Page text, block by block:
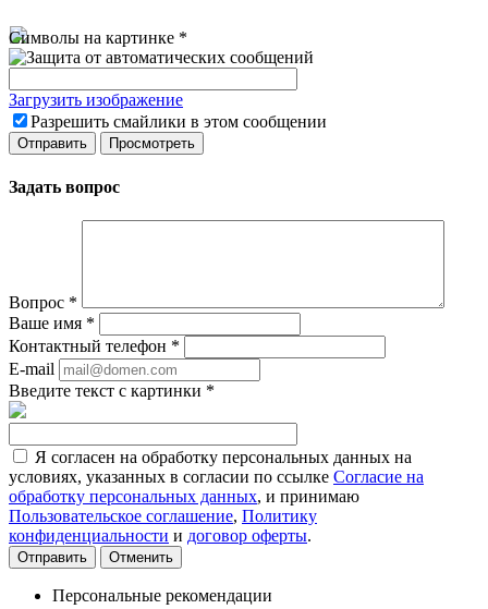
Символы на картинке *
Загрузить изображение
Разрешить смайлики в этом сообщении
Задать вопрос
Вопрос *
Ваше имя *
Контактный телефон *
E-mail
Введите текст с картинки *
Я согласен на обработку персональных данных на
условиях, указанных в согласии по ссылке Согласие на
обработку персональных данных, и принимаю
Пользовательское соглашение, Политику
конфиденциальности и договор оферты.
Отменить
Персональные рекомендации